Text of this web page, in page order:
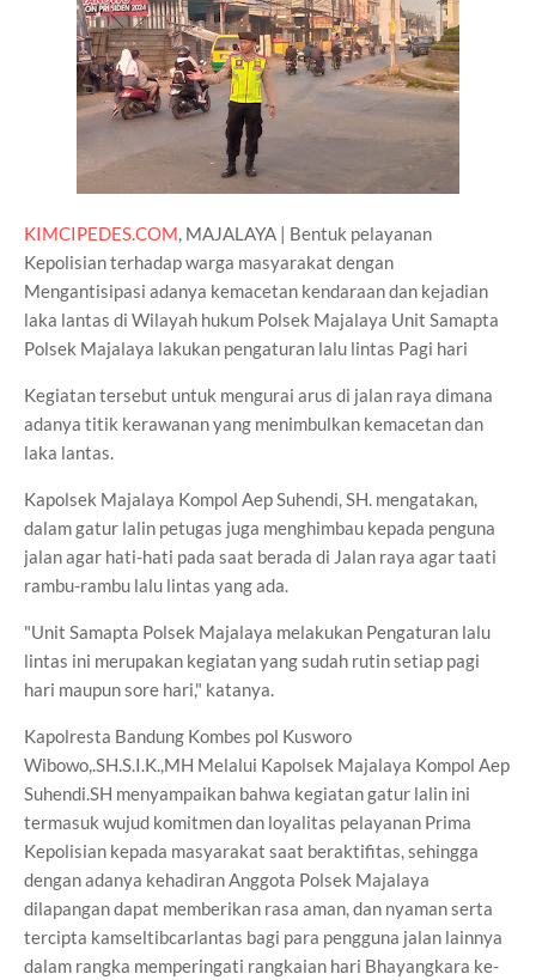
KIMCIPEDES.COM, MAJALAYA | Bentuk pelayanan
Kepolisian terhadap warga masyarakat dengan
Mengantisipasi adanya kemacetan kendaraan dan kejadian
laka lantas di Wilayah hukum Polsek Majalaya Unit Samapta
Polsek Majalaya lakukan pengaturan lalu lintas Pagi hari
Kegiatan tersebut untuk mengurai arus di jalan raya dimana
adanya titik kerawanan yang menimbulkan kemacetan dan
laka lantas.
Kapolsek Majalaya Kompol Aep Suhendi, SH. mengatakan,
dalam gatur lalin petugas juga menghimbau kepada penguna
jalan agar hati-hati pada saat berada di Jalan raya agar taati
rambu-rambu lalu lintas yang ada.
"Unit Samapta Polsek Majalaya melakukan Pengaturan lalu
lintas ini merupakan kegiatan yang sudah rutin setiap pagi
hari maupun sore hari," katanya.
Kapolresta Bandung Kombes pol Kusworo
Wibowo,.SH.S.I.K.,MH Melalui Kapolsek Majalaya Kompol Aep
Suhendi.SH menyampaikan bahwa kegiatan gatur lalin ini
termasuk wujud komitmen dan loyalitas pelayanan Prima
Kepolisian kepada masyarakat saat beraktifitas, sehingga
dengan adanya kehadiran Anggota Polsek Majalaya
dilapangan dapat memberikan rasa aman, dan nyaman serta
tercipta kamseltibcarlantas bagi para pengguna jalan lainnya
dalam rangka memperingati rangkaian hari Bhayangkara ke-